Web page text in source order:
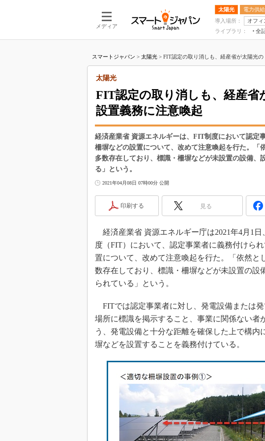
メディア
太陽光 電力供給
導入場所：
オフィ
ライブラリ：
全
スマートジャパン > 太陽光 > FIT認定の取り消しも、経産省が太陽光の
FIT認定の取り消しも、経産省
設置義務に注意喚起
太陽光
経済産業省 資源エネルギーは、FIT制度において認定
柵塀などの設置について、改めて注意喚起を行た。「
多数存在しており、標識・柵塀などが未設置の設備、
る」という。
2021年04月08日 07時00分 公開
印刷する 見る
経済産業省 資源エネルギー庁は2021年4月1
度（FIT）において、認定事業者に義務付けら
置について、改めて注意喚起を行た。「依然と
数存在しており、標識・柵塀などが未設置の設
られている」という。
FITでは認定事業者に対し、発電設備または
場所に標識を掲示すること、事業に関係ない者
う、発電設備と十分な距離を確保した上で構
塀などを設置することを義務付けている。